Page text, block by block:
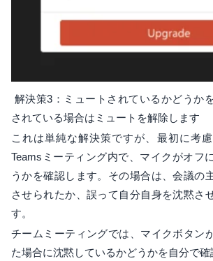
解決策3：ミュートされているかどうか
されている場合はミュートを解除します
これは単純な解決策ですが、最初に考慮
Teamsミーティング内で、マイクがオフ
うかを確認します。その場合は、会議の
させられたか、誤って自分自身を沈黙さ
す。
チームミーティングでは、マイクボタン
た場合に沈黙しているかどうかを自分で確